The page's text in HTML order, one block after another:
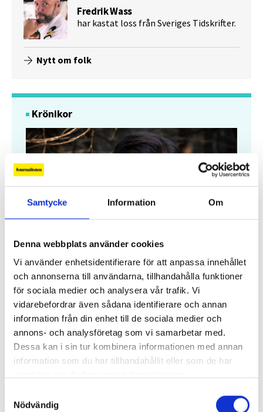
Samtycke Information Om
Denna webbplats använder cookies
Vi använder enhetsidentifierare för att anpassa innehållet
och annonserna till användarna, tillhandahålla funktioner
för sociala medier och analysera vår trafik. Vi
vidarebefordrar även sådana identifierare och annan
information från din enhet till de sociala medier och
annons- och analysföretag som vi samarbetar med.
Dessa kan i sin tur kombinera informationen med annan
information som du har tillhandahållit eller som de har
Nödvändig
Fredrik Wass
har kastat loss från Sveriges Tidskrifter.
Nytt om folk
Krönikor
”Så ser jag att texten är AI-genererad”
Kjell Häglund: Många som skriver offentligt
verkar inte förstå hur uppenbart det är att
deras texter är AI-genererade
Veckans gräv 39
Hamasanhängare